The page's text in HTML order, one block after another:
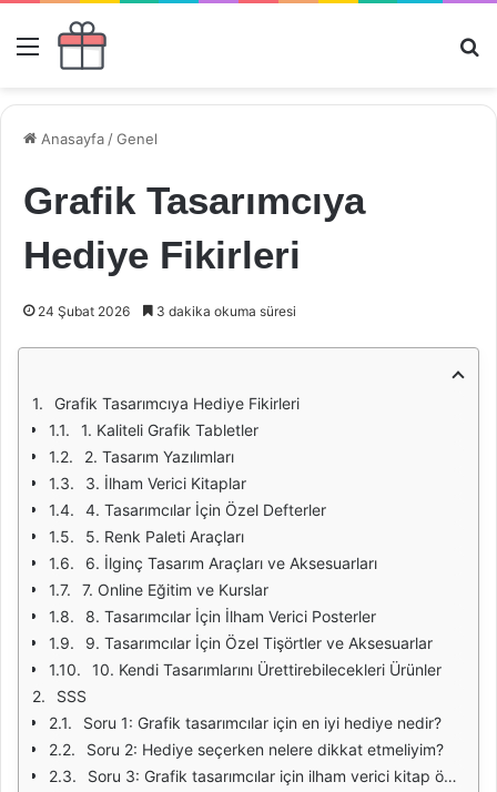
Menü
Anasayfa /Genel
Grafik Tasarımcıya
Hediye Fikirleri
24 Şubat 2026 3 dakika okuma süresi
Grafik Tasarımcıya Hediye Fikirleri
1. Kaliteli Grafik Tabletler
2. Tasarım Yazılımları
3. İlham Verici Kitaplar
4. Tasarımcılar İçin Özel Defterler
5. Renk Paleti Araçları
6. İlginç Tasarım Araçları ve Aksesuarları
7. Online Eğitim ve Kurslar
8. Tasarımcılar İçin İlham Verici Posterler
9. Tasarımcılar İçin Özel Tişörtler ve Aksesuarlar
10. Kendi Tasarımlarını Ürettirebilecekleri Ürünler
SSS
Soru 1: Grafik tasarımcılar için en iyi hediye nedir?
Soru 2: Hediye seçerken nelere dikkat etmeliyim?
Soru 3: Grafik tasarımcılar için ilham verici kitap önerileri nelerdir?